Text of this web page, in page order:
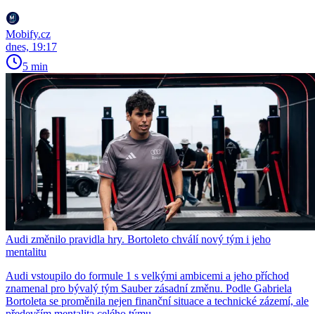
Mobify.cz
dnes, 19:17
5 min
Audi změnilo pravidla hry. Bortoleto chválí nový tým i jeho
mentalitu
Audi vstoupilo do formule 1 s velkými ambicemi a jeho příchod
znamenal pro bývalý tým Sauber zásadní změnu. Podle Gabriela
Bortoleta se proměnila nejen finanční situace a technické zázemí, ale